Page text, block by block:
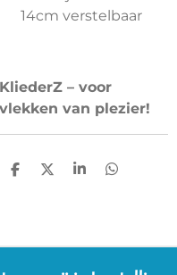
14cm verstelbaar
KliederZ – voor
vlekken van plezier!
D
D
S
D